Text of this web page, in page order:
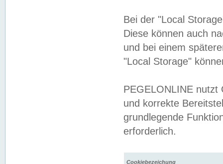
Bei der "Local
Diese können auch
und bei einem
"Local Storage"
PEGELONLINE nutzt
und korrekte
grundlegende
erforderlich.
Cookiebezeichung